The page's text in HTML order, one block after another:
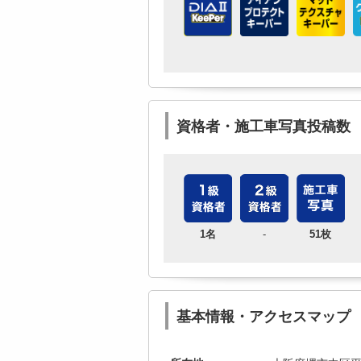
資格者・施工車写真投稿数
1名 - 51枚
基本情報・アクセスマップ